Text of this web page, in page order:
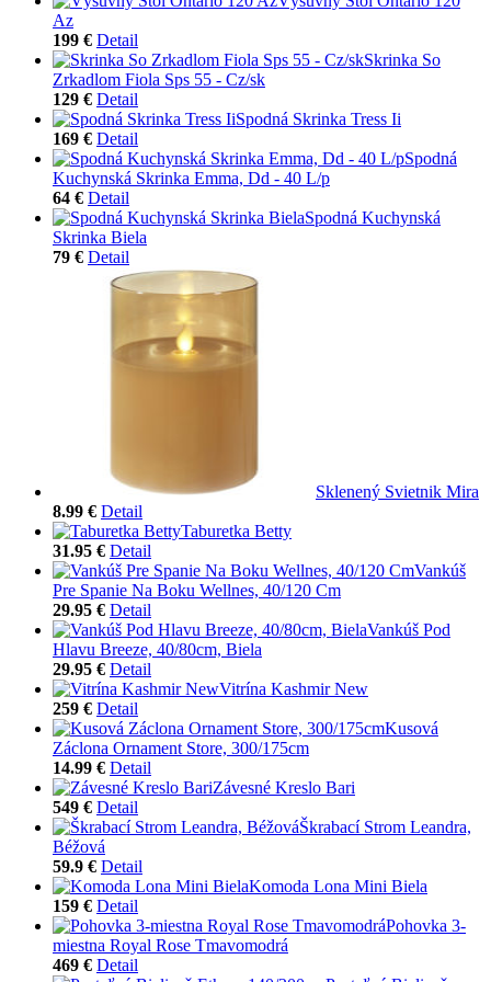
Az
199 € Detail
Skrinka So
Zrkadlom Fiola Sps 55 - Cz/sk
129 € Detail
Spodná Skrinka Tress Ii
169 € Detail
Spodná
Kuchynská Skrinka Emma, Dd - 40 L/p
64 € Detail
Spodná Kuchynská
Skrinka Biela
79 € Detail
Sklenený Svietnik Mira
8.99 € Detail
Taburetka Betty
31.95 € Detail
Vankúš
Pre Spanie Na Boku Wellnes, 40/120 Cm
29.95 € Detail
Vankúš Pod
Hlavu Breeze, 40/80cm, Biela
29.95 € Detail
Vitrína Kashmir New
259 € Detail
Kusová
Záclona Ornament Store, 300/175cm
14.99 € Detail
Závesné Kreslo Bari
549 € Detail
Škrabací Strom Leandra,
Béžová
59.9 € Detail
Komoda Lona Mini Biela
159 € Detail
Pohovka 3-
miestna Royal Rose Tmavomodrá
469 € Detail